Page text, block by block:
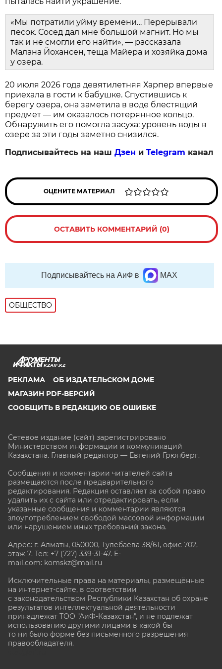
«Мы потратили уйму времени… Перерывали
песок. Сосед дал мне большой магнит. Но мы
так и не смогли его найти», — рассказала
Малана Йохансен, теща Майера и хозяйка дома
у озера.
20 июля 2026 года девятилетняя Харпер впервые
приехала в гости к бабушке. Спустившись к
берегу озера, она заметила в воде блестящий
предмет — им оказалось потерянное кольцо.
Обнаружить его помогла засуха: уровень воды в
озере за эти годы заметно снизился.
Подписывайтесь на нашДзен иTelegram канал
ОЦЕНИТЕ МАТЕРИАЛ
ОСТАВИТЬ КОММЕНТАРИЙ (0)
Подписывайтесь на АиФ в MAX
ОБЩЕСТВО
KZAIF.KZ
РЕКЛАМА
ОБ ИЗДАТЕЛЬСКОМ ДОМЕ
МАГАЗИН PDF-ВЕРСИЙ
СООБЩИТЬ В РЕДАКЦИЮ ОБ ОШИБКЕ
Сетевое издание (сайт) зарегистрировано
Министерством информации и коммуникаций
Казахстана. Главный редактор — Евгений Грюнберг.
Сообщения и комментарии читателей сайта
размещаются после предварительного
редактирования. Редакция оставляет за собой право
удалить их с сайта или отредактировать, если
указанные сообщения и комментарии являются
злоупотреблением свободой массовой информации
или нарушением иных требований закона.
Адрес: г. Алматы, 050000, Тулебаева 38/61, офис 702,
этаж 7. Тел: +7 (727) 339-31-47. E-
mail.com: komskz@mail.ru
Исключительные права на материалы, размещённые
на интернет-сайте, в соответствии
с законодательством Республики Казахстан об охране
результатов интеллектуальной деятельности
принадлежат ТОО "АиФ-Казахстан", и не подлежат
использованию другими лицами в какой бы
то ни было форме без письменного разрешения
правообладателя.